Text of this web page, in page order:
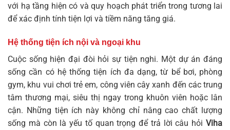
với hạ tầng hiện có và quy hoạch phát triển trong tương lai
để xác định tính tiện lợi và tiềm năng tăng giá.
Hệ thống tiện ích nội và ngoại khu
Cuộc sống hiện đại đòi hỏi sự tiện nghi. Một dự án đáng
sống cần có hệ thống tiện ích đa dạng, từ bể bơi, phòng
gym, khu vui chơi trẻ em, công viên cây xanh đến các trung
tâm thương mại, siêu thị ngay trong khuôn viên hoặc lân
cận. Những tiện ích này không chỉ nâng cao chất lượng
sống mà còn là yếu tố quan trọng để trả lời câu hỏi Viha